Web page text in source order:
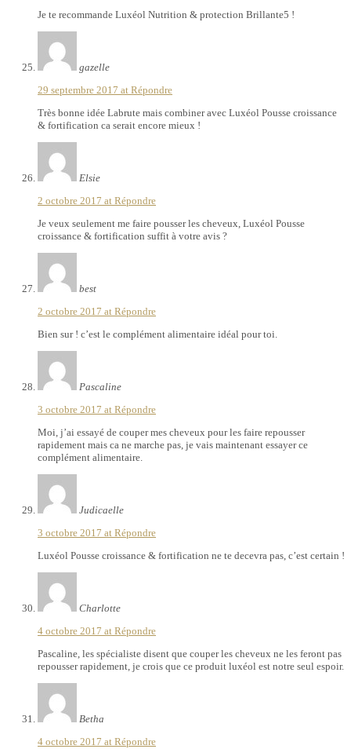
Je te recommande Luxéol Nutrition & protection Brillante5 !
gazelle
29 septembre 2017 at Répondre
Très bonne idée Labrute mais combiner avec Luxéol Pousse croissance
& fortification ca serait encore mieux !
Elsie
2 octobre 2017 at Répondre
Je veux seulement me faire pousser les cheveux, Luxéol Pousse
croissance & fortification suffit à votre avis ?
best
2 octobre 2017 at Répondre
Bien sur ! c’est le complément alimentaire idéal pour toi.
Pascaline
3 octobre 2017 at Répondre
Moi, j’ai essayé de couper mes cheveux pour les faire repousser
rapidement mais ca ne marche pas, je vais maintenant essayer ce
complément alimentaire.
Judicaelle
3 octobre 2017 at Répondre
Luxéol Pousse croissance & fortification ne te decevra pas, c’est certain !
Charlotte
4 octobre 2017 at Répondre
Pascaline, les spécialiste disent que couper les cheveux ne les feront pas
repousser rapidement, je crois que ce produit luxéol est notre seul espoir.
Betha
4 octobre 2017 at Répondre